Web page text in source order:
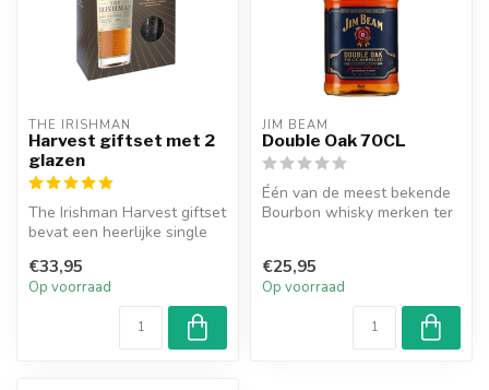
THE IRISHMAN
Harvest giftset met 2
glazen
The Irishman Harvest giftset
bevat een heerlijke single
€33,95
Op voorraad
JIM BEAM
Double Oak 70CL
Één van de meest bekende
Bourbon whisky merken ter
€25,95
Op voorraad